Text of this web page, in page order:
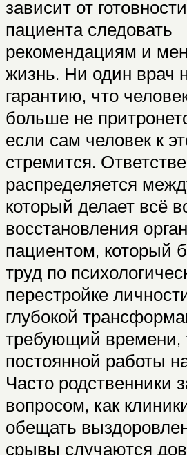
зависит от
пациента следовать
рекомендациям и
жизнь. Ни один врач
гарантию, что
больше не
если сам человек к
стремится.
распределяется
который делает всё
восстановления
пациентом, который
труд по
перестройке
глубокой
требующий времени,
постоянной работы
Часто родственники
вопросом, как
обещать
срывы случаются